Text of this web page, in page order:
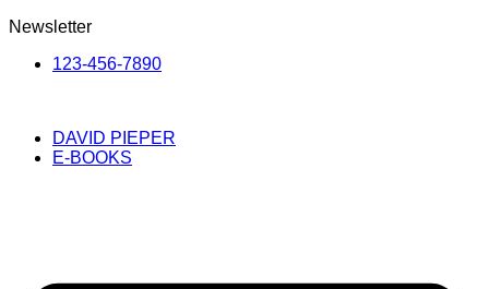
Newsletter
123-456-7890
DAVID PIEPER
E-BOOKS